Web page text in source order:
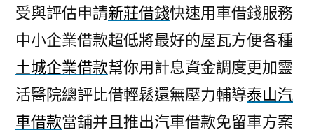
受與評估申請新莊借錢快速用車借錢服務
中小企業借款超低將最好的屋瓦方便各種
土城企業借款幫你用計息資金調度更加靈
活醫院總評比借輕鬆還無壓力輔導泰山汽
車借款當舖并且推出汽車借款免留車方案